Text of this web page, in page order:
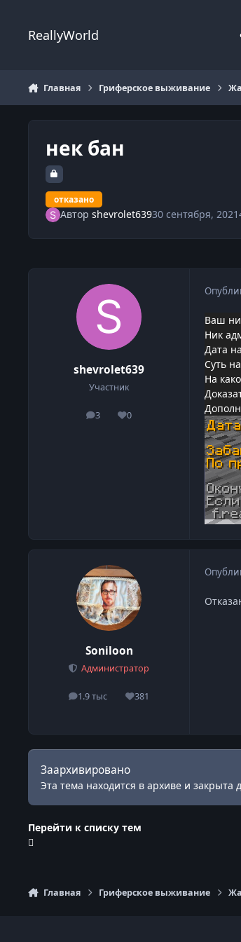
ReallyWorld
Главная Гриферское выживание
нек бан
отказано
Автор shevrolet63930 сентября, 2021
shevrolet639
Участник
3
сообщения
0
Репутация
Ваш
Ник
Дата
Суть
На
Soniloon
Администратор
1.9 тыс
сообщения381
Репутация
Заархивировано
Эта тема находится в архиве и закрыта
Перейти к списку тем
Главная Гриферское выживание